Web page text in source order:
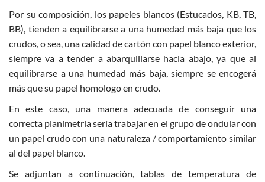
Por su composición, los papeles blancos (Estucados, KB, TB,
BB), tienden a equilibrarse a una humedad más baja que los
crudos, o sea, una calidad de cartón con papel blanco exterior,
siempre va a tender a abarquillarse hacia abajo, ya que al
equilibrarse a una humedad más baja, siempre se encogerá
más que su papel homologo en crudo.
En este caso, una manera adecuada de conseguir una
correcta planimetría sería trabajar en el grupo de ondular con
un papel crudo con una naturaleza / comportamiento similar
al del papel blanco.
Se adjuntan a continuación, tablas de temperatura de